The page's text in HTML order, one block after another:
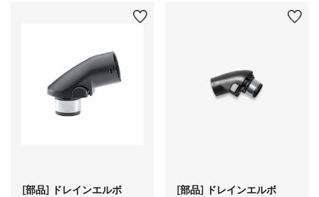
[部品] ドレインエルボ
[部品] ドレインエルボ